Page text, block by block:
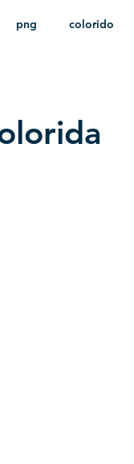
png colorido